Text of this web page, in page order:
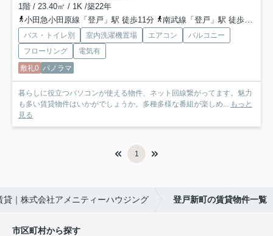
1階 / 23.40㎡ / 1K /築22年
小田急小田原線「登戸」駅 徒歩11分
南武線「登戸」駅 徒歩11分
バス・トイレ別 室内洗濯機置場 エアコン
バルコニー
フローリング
電気有
敷礼0 パノラマ
暮らしに役立つパソコンが使える物件、ネット回線繋がってます。魅力
も多い賃貸物件はいかがでしょうか。多種多様な番組が楽しめ...
もっと
見る
1
貸｜株式会社アメニティーハウジング 登戸新町の賃貸物件一覧
市区町村から探す